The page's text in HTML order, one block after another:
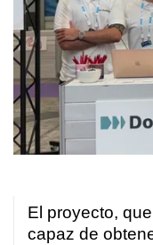
El proyecto,
capaz de